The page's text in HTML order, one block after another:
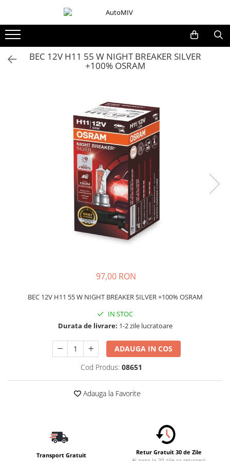
Oferta Saptamanii
Butoane Reglare Oglinzi
Butoane Blocare/Deblocare
Buton Clapeta Rezervor
Alte Butoane/Comutatoare
Butoane Semnalizare
Paravanturi Auto / Deflectoare Aer
Accesorii Interior Auto
Inchidere Centralizata
Husa Volan
Tavite Portbagaj Dedicate
Accesorii Siguranta Auto
BEC 12V H11 55 W NIGHT BREAKER SILVER
+100% OSRAM
97,00 RON
BEC 12V H11 55 W NIGHT BREAKER SILVER +100% OSRAM
IN STOC
Durata de livrare: 1-2 zile lucratoare
ADAUGA IN COS
Cod Produs: 08651
Adauga la Favorite
Transport Gratuit Retur Gratuit 30 de Zile